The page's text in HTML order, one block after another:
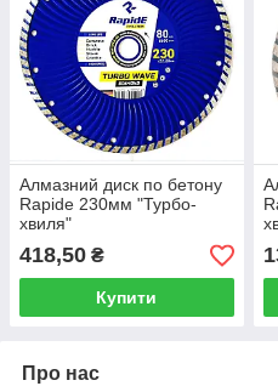
Алмазний диск по бетону
Rapide 230мм "Турбо-
хвиля"
418,50 ₴
Купити
Про нас